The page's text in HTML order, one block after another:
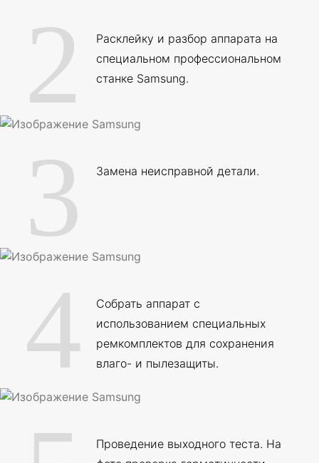
2
Расклейку и разбор аппарата на
специальном профессиональном
станке Samsung.
3 Замена неисправной детали.
4
Собрать аппарат с
использованием специальных
ремкомплектов для сохранения
влаго- и пылезащиты.
Проведение выходного теста. На